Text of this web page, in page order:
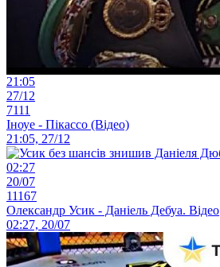
21:05
27/12
7111
Іноуе - Пікассо (Відео)
21:05, 27/12
02:27
20/07
11167
Олександр Усик - Даніель Дебуа. Відео
02:27, 20/07